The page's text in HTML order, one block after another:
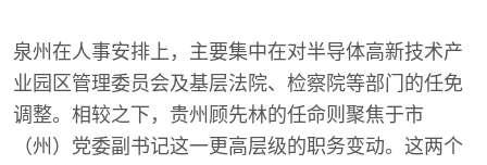
泉州在人事安排上，主要集中在对半导体高新技术产
业园区管理委员会及基层法院、检察院等部门的任免
调整。相较之下，贵州顾先林的任命则聚焦于市
（州）党委副书记这一更高层级的职务变动。这两个